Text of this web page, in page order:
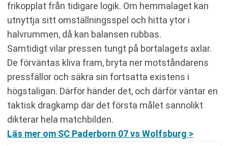
frikopplat från tidigare logik. Om hemmalaget kan
utnyttja sitt omställningsspel och hitta ytor i
halvrummen, då kan balansen rubbas.
Samtidigt vilar pressen tungt på bortalagets axlar.
De förväntas kliva fram, bryta ner motståndarens
pressfällor och säkra sin fortsatta existens i
högstaligan. Därför händer det, och därför väntar en
taktisk dragkamp där det första målet sannolikt
dikterar hela matchbilden.
Läs mer om SC Paderborn 07 vs Wolfsburg >